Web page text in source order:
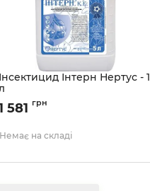
Інсектицид Інтерн Нертус - 1
1303206
581 грн
Немає на складі